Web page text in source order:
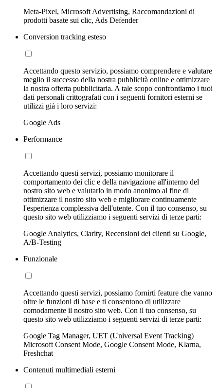
Meta-Pixel, Microsoft Advertising, Raccomandazioni di
prodotti basate sui clic, Ads Defender
Conversion tracking esteso
Accettando questo servizio, possiamo comprendere e valutare
meglio il successo della nostra pubblicità online e ottimizzare
la nostra offerta pubblicitaria. A tale scopo confrontiamo i tuoi
dati personali crittografati con i seguenti fornitori esterni se
utilizzi già i loro servizi:
Google Ads
Performance
Accettando questi servizi, possiamo monitorare il
comportamento dei clic e della navigazione all'interno del
nostro sito web e valutarlo in modo anonimo al fine di
ottimizzare il nostro sito web e migliorare continuamente
l'esperienza complessiva dell'utente. Con il tuo consenso, su
questo sito web utilizziamo i seguenti servizi di terze parti:
Google Analytics, Clarity, Recensioni dei clienti su Google,
A/B-Testing
Funzionale
Accettando questi servizi, possiamo fornirti feature che vanno
oltre le funzioni di base e ti consentono di utilizzare
comodamente il nostro sito web. Con il tuo consenso, su
questo sito web utilizziamo i seguenti servizi di terze parti:
Google Tag Manager, UET (Universal Event Tracking)
Microsoft Consent Mode, Google Consent Mode, Klarna,
Freshchat
Contenuti multimediali esterni